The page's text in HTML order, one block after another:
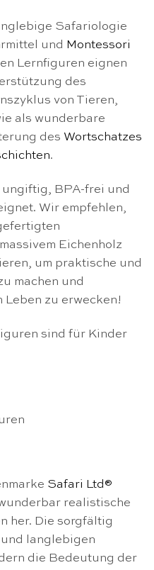
Safariologie
und Montessori
Lernfiguren eignen
des
von Tieren,
als wunderbare
des Wortschatzes
.
BPA-frei und
Wir empfehlen,
Eichenholz
um praktische und
machen und
zu erwecken!
sind für Kinder
Safari Ltd®
realistische
her. Die sorgfältig
langlebigen
die Bedeutung der